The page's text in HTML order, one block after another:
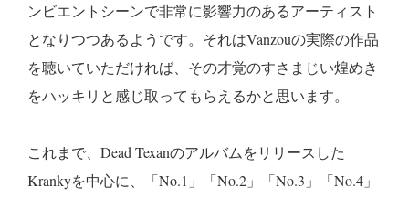
ンビエントシーンで非常に影響力のあるアーティスト
となりつつあるようです。それはVanzouの実際の作品
を聴いていただければ、その才覚のすさまじい煌めき
をハッキリと感じ取ってもらえるかと思います。
これまで、Dead Texanのアルバムをリリースした
Krankyを中心に、「No.1」「No.2」「No.3」「No.4」